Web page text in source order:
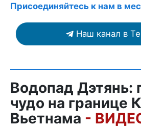
Присоединяйтесь к нам в
Наш канал в
Водопад Дэтянь:
чудо на границе
Вьетнама -